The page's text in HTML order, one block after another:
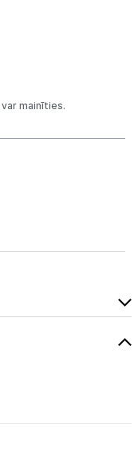
mainīties.